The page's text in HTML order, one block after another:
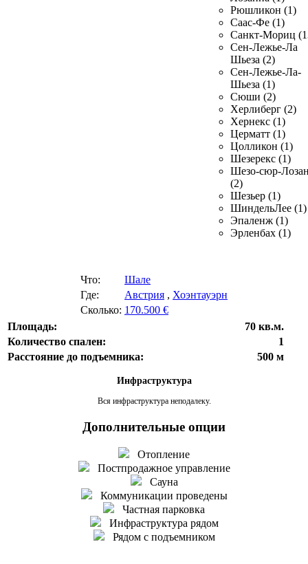
Рюшликон (1)
Саас-Фе (1)
Санкт-Мориц
Сен-Лежье-Ла
Шьеза (2)
Сен-Лежье-Ла-
Шьеза (1)
Сюши (2)
Херлиберг (2)
Хернекс (1)
Церматт (1)
Цолликон (1)
Шезерекс (1)
Шезо-сюр-
(2)
Шезьер (1)
ШиндельЛее (1)
Эпаленж (1)
Эрленбах (1)
Что:
Шале
Где:
Австрия , Хоэнтауэрн
Сколько: 170.500 €
Площадь:
70 кв.м.
Количество спален:
1
Расстояние до подъемника:
500 м
Инфраструктура
Вся инфраструктура неподалеку.
Дополнительные опции
Отопление
Постпродажное управление
Сауна
Коммуникации проведены
Частная парковка
Инфраструктура рядом
Рядом с подъемником